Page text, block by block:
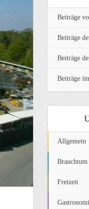
Beiträge
Beiträge
Beiträge
Beiträge
Allgemein
Brauchtum
Freizeit